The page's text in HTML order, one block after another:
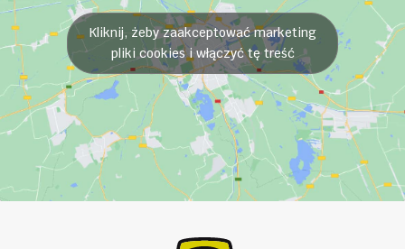
Kliknij, żeby zaakceptować marketing
pliki cookies i włączyć tę treść